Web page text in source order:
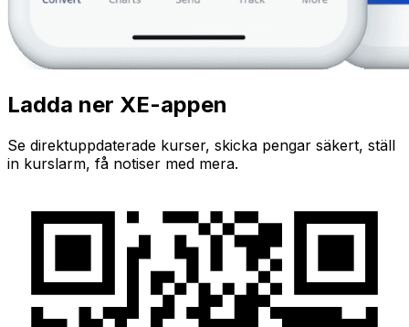
Ladda ner XE-appen
Se direktuppdaterade kurser, skicka pengar säkert, ställ
in kurslarm, få notiser med mera.